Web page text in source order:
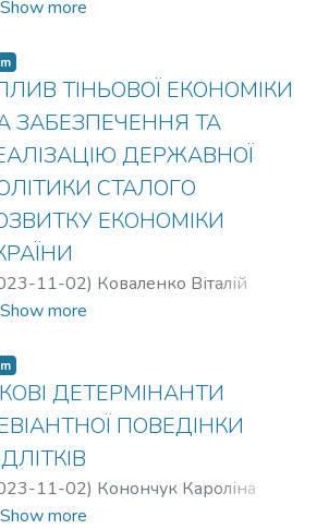
;
Show more
ТІНЬОВОЇ ЕКОНОМІКИ
ЗАБЕЗПЕЧЕННЯ ТА
ДЕРЖАВНОЇ
СТАЛОГО
ЕКОНОМІКИ
11-02) Коваленко Віталій
Show more
ДЕТЕРМІНАНТИ
ПОВЕДІНКИ
11-02) Конончук Кароліна
Show more